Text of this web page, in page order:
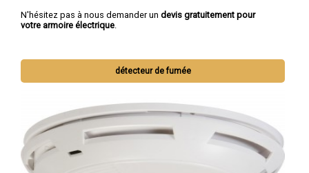
N'hésitez pas à nous demander un devis gratuitement pour
votre armoire électrique
détecteur de fumée